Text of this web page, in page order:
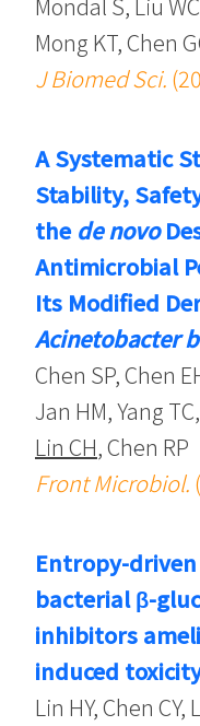
Mondal S, Liu
Mong KT, Chen
J Biomed Sci.
A Systematic
Stability,
the de novo
Antimicrobial
Its Modified
Acinetobacter
Chen SP, Chen
Jan HM, Yang
Lin CH, Chen RP
Front Microbiol.
Entropy-
bacterial β-
inhibitors
induced
Lin HY, Chen CY,